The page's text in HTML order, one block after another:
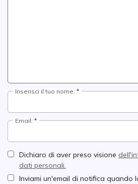
Inserisci il tuo nome:
Email:
Dichiaro di aver preso visione
dati personali.
Inviami un'email di notifica quando